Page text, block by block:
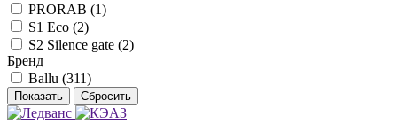
PRORAB (1)
S1 Eco (2)
S2 Silence gate (2)
Бренд
Ballu (311)